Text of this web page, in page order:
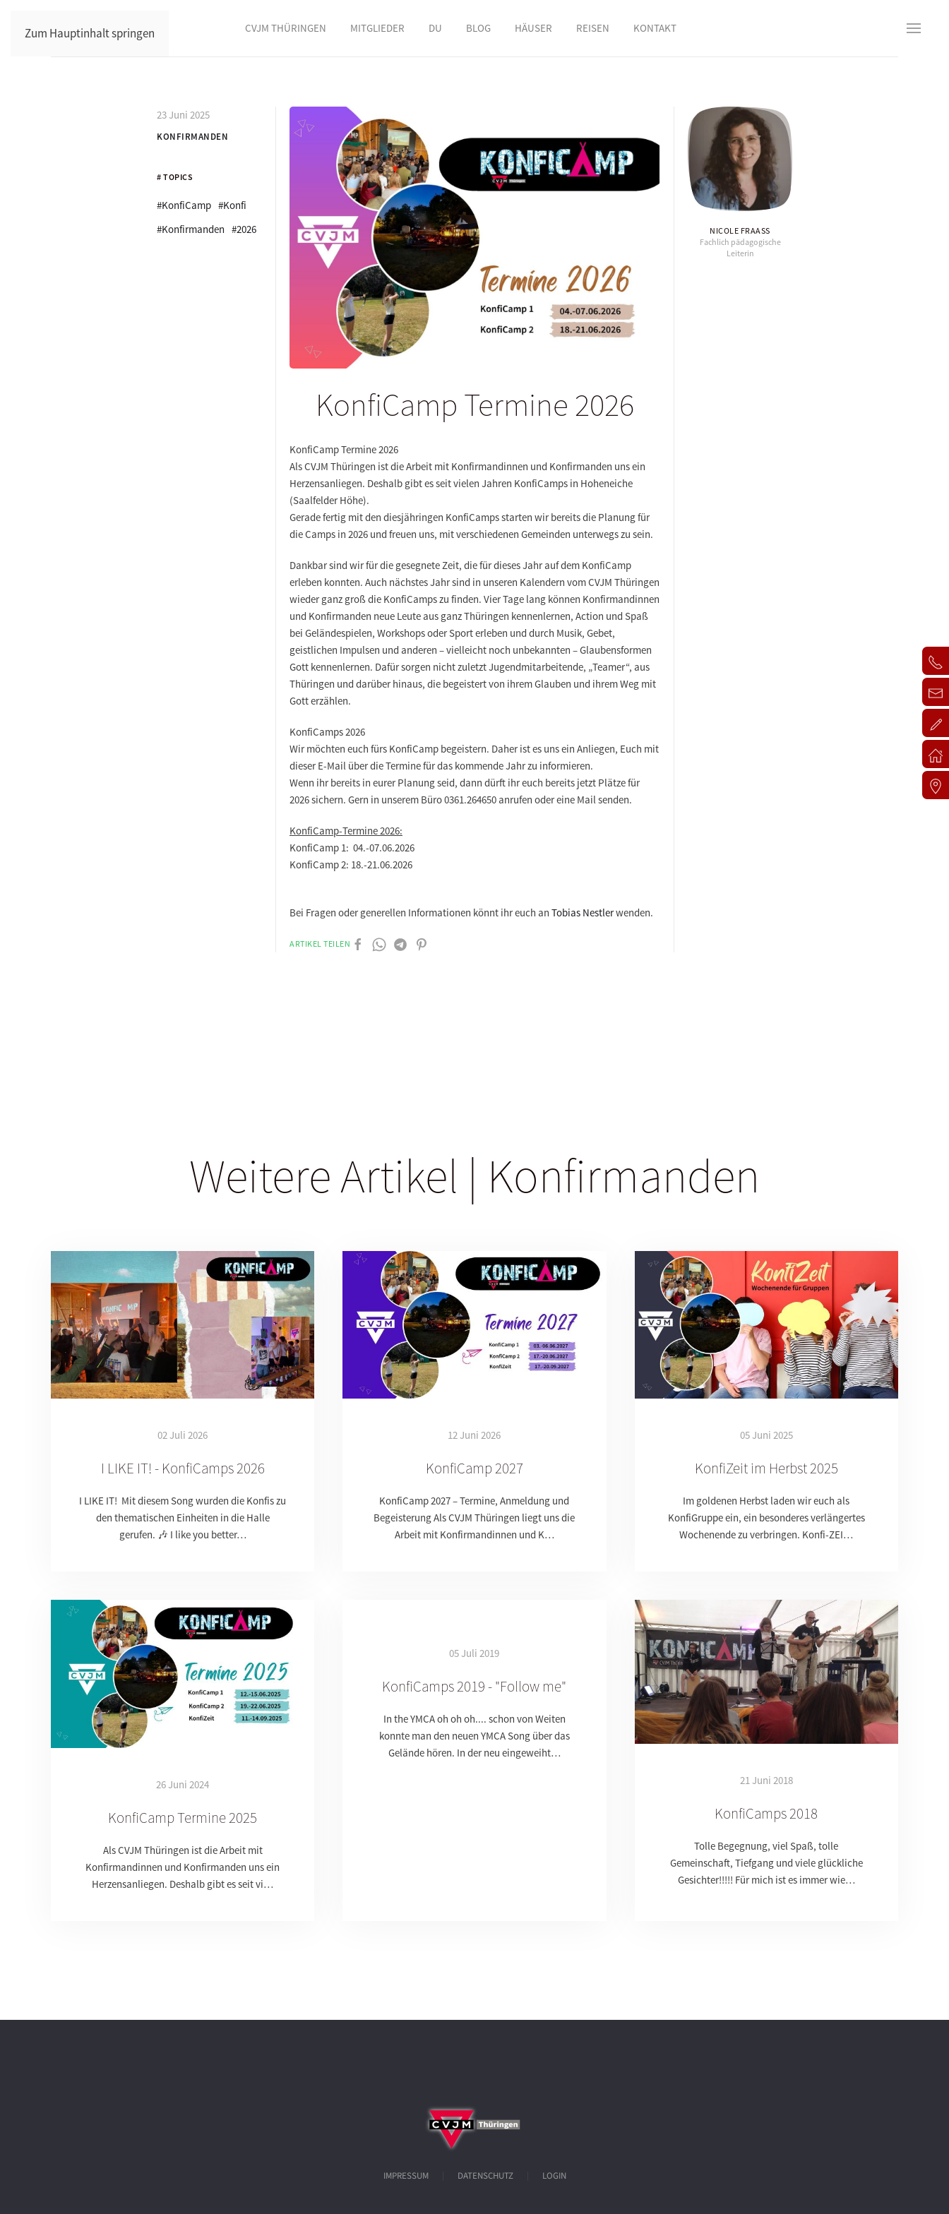
Zum Hauptinhalt springen CVJM THÜRINGEN MITGLIEDER DU BLOG HÄUSER REISEN KONTAKT
23 Juni 2025
KONFIRMANDEN
# TOPICS
#KonfiCamp #Konfi
#Konfirmanden #2026
KonfiCamp Termine 2026
KonfiCamp Termine 2026
Als CVJM Thüringen ist die Arbeit mit Konfirmandinnen und Konfirmanden uns ein
Herzensanliegen. Deshalb gibt es seit vielen Jahren KonfiCamps in Hoheneiche
(Saalfelder Höhe).
Gerade fertig mit den diesjähringen KonfiCamps starten wir bereits die Planung für
die Camps in 2026 und freuen uns, mit verschiedenen Gemeinden unterwegs zu sein.
Dankbar sind wir für die gesegnete Zeit, die für dieses Jahr auf dem KonfiCamp
erleben konnten. Auch nächstes Jahr sind in unseren Kalendern vom CVJM Thüringen
wieder ganz groß die KonfiCamps zu finden. Vier Tage lang können Konfirmandinnen
und Konfirmanden neue Leute aus ganz Thüringen kennenlernen, Action und Spaß
bei Geländespielen, Workshops oder Sport erleben und durch Musik, Gebet,
geistlichen Impulsen und anderen – vielleicht noch unbekannten – Glaubensformen
Gott kennenlernen. Dafür sorgen nicht zuletzt Jugendmitarbeitende, „Teamer“, aus
Thüringen und darüber hinaus, die begeistert von ihrem Glauben und ihrem Weg mit
Gott erzählen.
KonfiCamps 2026
Wir möchten euch fürs KonfiCamp begeistern. Daher ist es uns ein Anliegen, Euch mit
dieser E-Mail über die Termine für das kommende Jahr zu informieren.
Wenn ihr bereits in eurer Planung seid, dann dürft ihr euch bereits jetzt Plätze für
2026 sichern. Gern in unserem Büro 0361.264650 anrufen oder eine Mail senden.
KonfiCamp-Termine 2026:
KonfiCamp 1: 04.-07.06.2026
KonfiCamp 2: 18.-21.06.2026
Bei Fragen oder generellen Informationen könnt ihr euch an Tobias Nestlerwenden.
ARTIKEL TEILEN
NICOLE FRAASS
Fachlich pädagogische
Leiterin
Weitere Artikel | Konfirmanden
02 Juli 2026
I LIKE IT! - KonfiCamps 2026
I LIKE IT! Mit diesem Song wurden die Konfis zu
den thematischen Einheiten in die Halle
gerufen. 🎶 I like you better…
12 Juni 2026
KonfiCamp 2027
KonfiCamp 2027 – Termine, Anmeldung und
Begeisterung Als CVJM Thüringen liegt uns die
Arbeit mit Konfirmandinnen und K…
05 Juni 2025
KonfiZeit im Herbst 2025
Im goldenen Herbst laden wir euch als
KonfiGruppe ein, ein besonderes verlängertes
Wochenende zu verbringen. Konfi-ZEI…
26 Juni 2024
KonfiCamp Termine 2025
Als CVJM Thüringen ist die Arbeit mit
Konfirmandinnen und Konfirmanden uns ein
Herzensanliegen. Deshalb gibt es seit vi…
05 Juli 2019
KonfiCamps 2019 - "Follow me"
In the YMCA oh oh oh.... schon von Weiten
konnte man den neuen YMCA Song über das
Gelände hören. In der neu eingeweiht…
21 Juni 2018
KonfiCamps 2018
Tolle Begegnung, viel Spaß, tolle
Gemeinschaft, Tiefgang und viele glückliche
Gesichter!!!!! Für mich ist es immer wie…
IMPRESSUM DATENSCHUTZ LOGIN